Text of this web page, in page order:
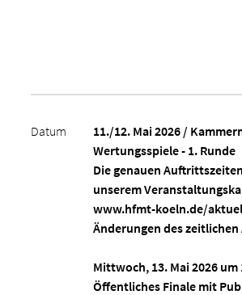
Datum
11./12. Mai 2026 /
Wertungsspiele - 1. Runde
Die genauen
unserem
www.hfmt-koeln.de/
Änderungen des
Mittwoch, 13. Mai 2026
Öffentliches Finale mit